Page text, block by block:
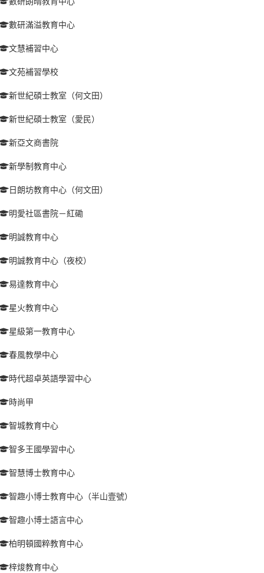
數研滿溢教育中心
文慧補習中心
文苑補習學校
新世紀碩士教室（何文田）
新世紀碩士教室（愛民）
新亞文商書院
新學制教育中心
日朗坊教育中心（何文田）
明愛社區書院－紅磡
明誠教育中心
明誠教育中心（夜校）
易達教育中心
星火教育中心
星級第一教育中心
春風教學中心
時代超卓英語學習中心
時尚甲
智城教育中心
智多王國學習中心
智慧博士教育中心
智趣小博士教育中心（半山壹號）
智趣小博士語言中心
柏明頓國粹教育中心
梓焌教育中心